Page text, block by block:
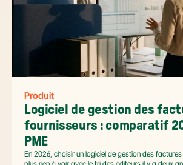
Produit
Logiciel de gestion des
fournisseurs : comparatif
PME
En 2026, choisir un logiciel de gestion des